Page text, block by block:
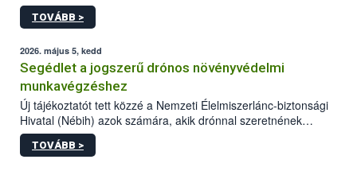
melyek a terményekben vagy azok felületén a betakarítást,
szüretelést, illetve tárolást követően is megmaradhatnak. Az
mennyiségének esetenként a kezelt terményeken is jelen kell
lennie. Nem minden élelmiszer tartalmaz szermaradékot.
Azokban az élelmiszerekben is, melyekben kimutathatóak,
általában csak nagyon kis mennyiségben vannak jelen, így nem
jelenthetnek kockázatot a fogyasztó egészségére nézve.
TOVÁBB >
2026. május 5, kedd
Segédlet a jogszerű drónos növényvédelmi
munkavégzéshez
Új tájékoztatót tett közzé a Nemzeti Élelmiszerlánc-biztonsági
Hivatal (Nébih) azok számára, akik drónnal szeretnének
növényvédelmi vagy tápanyag-gazdálkodási tevékenységet
végezni Magyarországon. Az összefoglaló részletesen
TOVÁBB >